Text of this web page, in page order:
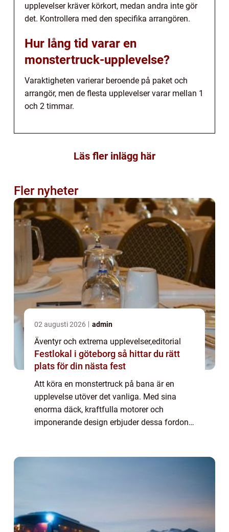
upplevelser kräver körkort, medan andra inte gör
det. Kontrollera med den specifika arrangören.
Hur lång tid varar en
monstertruck-upplevelse?
Varaktigheten varierar beroende på paket och
arrangör, men de flesta upplevelser varar mellan 1
och 2 timmar.
Läs fler inlägg här
Fler nyheter
02 augusti 2026 admin
Äventyr och extrema upplevelser,editorial
Festlokal i göteborg så hittar du rätt
plats för din nästa fest
Att köra en monstertruck på bana är en
upplevelse utöver det vanliga. Med sina
enorma däck, kraftfulla motorer och
imponerande design erbjuder dessa fordon